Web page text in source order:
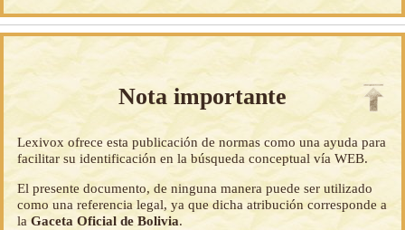
Nota importante
Lexivox ofrece esta publicación de normas como una ayuda para
facilitar su identificación en la búsqueda conceptual vía WEB.
El presente documento, de ninguna manera puede ser utilizado
como una referencia legal, ya que dicha atribución corresponde a
laGaceta Oficial de Bolivia.